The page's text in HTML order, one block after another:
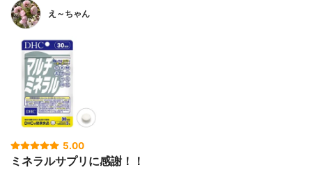
え～ちゃん
5.00
ミネラルサプリに感謝！！